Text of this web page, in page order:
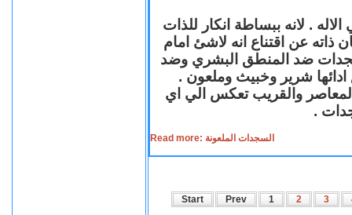
. لانه ببساطة انكار للذات
ذاته عن اقتناع انه لاشئ امام
ضد المنطق البشري وضد
ادائها شرير وخبيث وملعون .
المعاصر والقريب تعكس الي اي
.
Read more: السجدات الملعونة
Start Prev 1 2 3